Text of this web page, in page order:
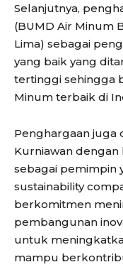
Selanjutnya,
(BUMD Air Minum
Lima) sebagai
yang baik yang
tertinggi sehingga
Minum terbaik di
Penghargaan juga
Kurniawan dengan
sebagai pemimpin
sustainability
berkomitmen
pembangunan
untuk
mampu